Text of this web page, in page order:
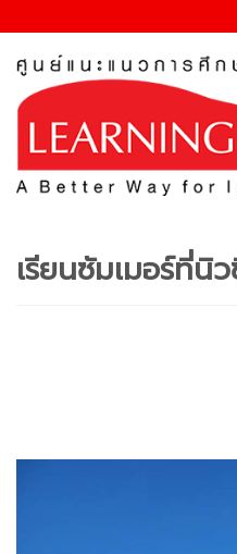
to
content
เรียนซัมเมอร์ที่